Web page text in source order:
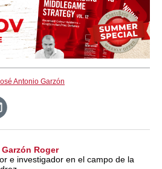
Antonio Garzón
Roger
e investigador en el campo de la